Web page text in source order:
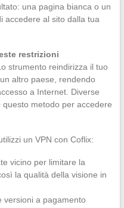
una pagina bianca o un
accedere al sito dalla tua
restrizioni
strumento reindirizza il tuo
altro paese, rendendo
a Internet. Diverse
metodo per accedere
un VPN con Coflix:
vicino per limitare la
la qualità della visione in
versioni a pagamento